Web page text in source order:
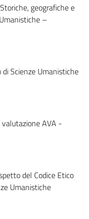
geografiche e
–
Scienze Umanistiche
AVA -
del Codice Etico
Umanistiche